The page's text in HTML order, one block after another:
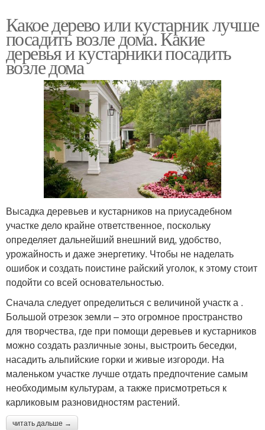
Какое дерево или кустарник лучше
посадить возле дома. Какие
деревья и кустарники посадить
возле дома
Высадка деревьев и кустарников на приусадебном
участке дело крайне ответственное, поскольку
определяет дальнейший внешний вид, удобство,
урожайность и даже энергетику. Чтобы не наделать
ошибок и создать поистине райский уголок, к этому стоит
подойти со всей основательностью.
Сначала следует определиться с величиной участк а .
Большой отрезок земли – это огромное пространство
для творчества, где при помощи деревьев и кустарников
можно создать различные зоны, выстроить беседки,
насадить альпийские горки и живые изгороди. На
маленьком участке лучше отдать предпочтение самым
необходимым культурам, а также присмотреться к
карликовым разновидностям растений.
читать дальше →